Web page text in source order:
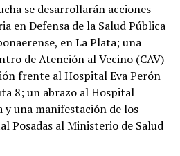
se desarrollarán acciones
en Defensa de la Salud Pública
en La Plata; una
de Atención al Vecino (CAV)
frente al Hospital Eva Perón
8; un abrazo al Hospital
y una manifestación de los
Posadas al Ministerio de Salud